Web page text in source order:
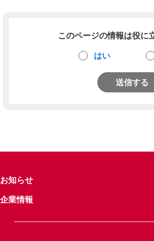
このページの情報は役に
はい
送信する
お知らせ
企業情報